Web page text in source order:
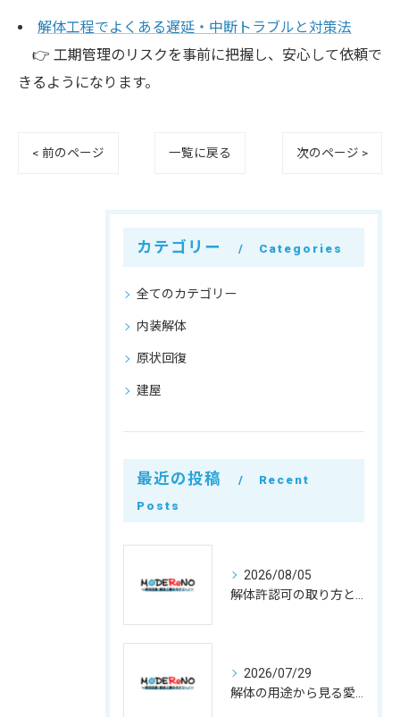
解体工程でよくある遅延・中断トラブルと対策法
👉 工期管理のリスクを事前に把握し、安心して依頼で
きるようになります。
< 前のページ 一覧に戻る 次のページ >
カテゴリー Categories
全てのカテゴリー
内装解体
原状回復
建屋
最近の投稿
Recent
Posts
2026/08/05
2026/07/29